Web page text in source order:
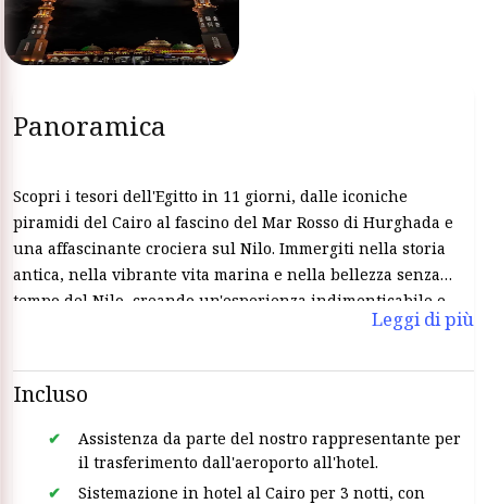
Panoramica
Scopri i tesori dell'Egitto in 11 giorni, dalle iconiche
piramidi del Cairo al fascino del Mar Rosso di Hurghada e
una affascinante crociera sul Nilo. Immergiti nella storia
antica, nella vibrante vita marina e nella bellezza senza
tempo del Nilo, creando un'esperienza indimenticabile e
Leggi di più
Incluso
Assistenza da parte del nostro rappresentante per
il trasferimento dall'aeroporto all'hotel.
Sistemazione in hotel al Cairo per 3 notti, con